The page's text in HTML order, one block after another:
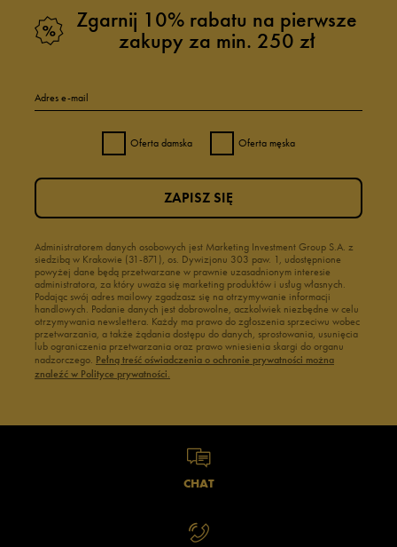
Zgarnij 10% rabatu na pierwsze
zakupy za min. 250 zł
Adres e-mail
Oferta damska Oferta męska
Administratorem danych osobowych jest Marketing Investment Group S.A. z
siedzibą w Krakowie (31-871), os. Dywizjonu 303 paw. 1, udostępnione
powyżej dane będą przetwarzane w prawnie uzasadnionym interesie
administratora, za który uważa się marketing produktów i usług własnych.
Podając swój adres mailowy zgadzasz się na otrzymywanie informacji
handlowych. Podanie danych jest dobrowolne, aczkolwiek niezbędne w celu
otrzymywania newslettera. Każdy ma prawo do zgłoszenia sprzeciwu wobec
przetwarzania, a także żądania dostępu do danych, sprostowania, usunięcia
lub ograniczenia przetwarzania oraz prawo wniesienia skargi do organu
nadzorczego. Pełną treść oświadczenia o ochronie prywatności można
znaleźć w Polityce prywatności.
ZAPISZ SIĘ
CHAT